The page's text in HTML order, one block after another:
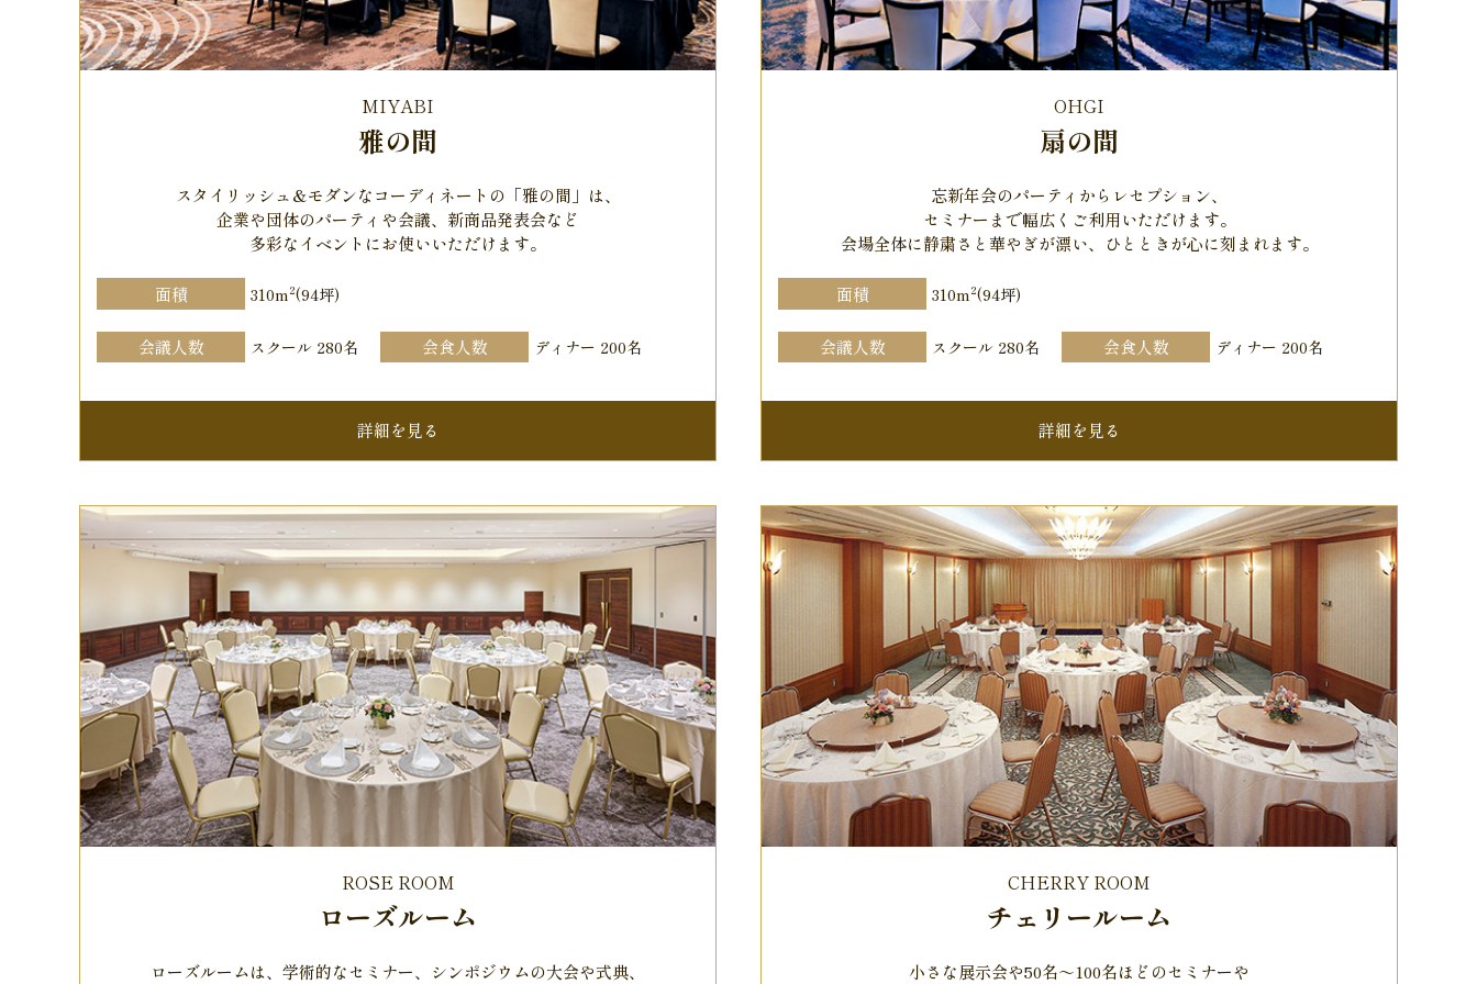
MIYABI
雅の間
スタイリッシュ＆モダンなコーディネートの「雅の間」は、
企業や団体のパーティや会議、新商品発表会など
多彩なイベントにお使いいただけます。
面積 310m 2(94坪)
会議人数 スクール 280名 会食人数 ディナー 200名
詳細を見る
OHGI
扇の間
忘新年会のパーティからレセプション、
セミナーまで幅広くご利用いただけます。
会場全体に静粛さと華やぎが漂い、ひとときが心に刻まれます。
面積 310m 2(94坪)
会議人数 スクール 280名 会食人数 ディナー 200名
詳細を見る
ROSE ROOM
ローズルーム
ローズルームは、学術的なセミナー、シンポジウムの大会や式典、
CHERRY ROOM
チェリールーム
小さな展示会や50名～100名ほどのセミナーや